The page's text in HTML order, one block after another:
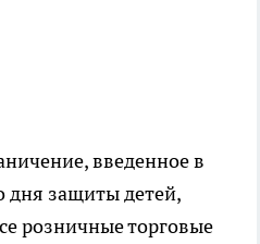
введенное в
дня защиты детей,
розничные торговые